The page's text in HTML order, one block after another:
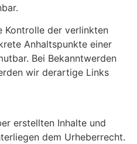
Kontrolle der verlinkten
Anhaltspunkte einer
Bei Bekanntwerden
wir derartige Links
erstellten Inhalte und
dem Urheberrecht.